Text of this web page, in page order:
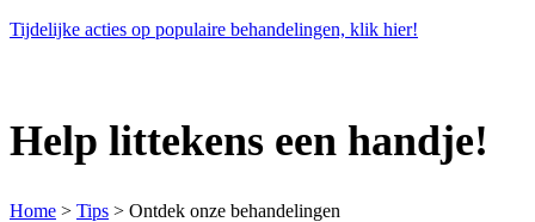
Tijdelijke acties op populaire behandelingen, klik hier!
Help littekens een handje!
Home > Tips > Ontdek onze behandelingen